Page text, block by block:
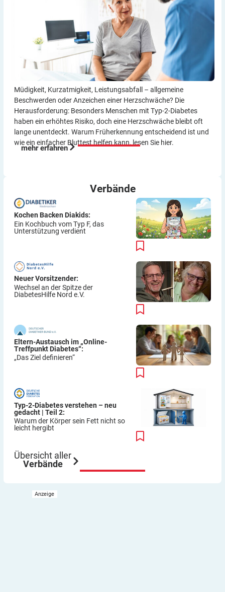
Müdigkeit, Kurzatmigkeit, Leistungsabfall – allgemeine
Beschwerden oder Anzeichen einer Herzschwäche? Die
Herausforderung: Besonders Menschen mit Typ-2-Diabetes
haben ein erhöhtes Risiko, doch eine Herzschwäche bleibt oft
lange unentdeckt. Warum Früherkennung entscheidend ist und
wie ein einfacher Bluttest helfen kann, lesen Sie hier.
mehr erfahren
Verbände
Kochen Backen Diakids:
Ein Kochbuch vom Typ F, das
Unterstützung verdient
Neuer Vorsitzender:
Wechsel an der Spitze der
DiabetesHilfe Nord e.V.
Eltern-Austausch im „Online-
Treffpunkt Diabetes“:
„Das Ziel definieren“
Typ-2-Diabetes verstehen – neu
gedacht | Teil 2:
Warum der Körper sein Fett nicht so
leicht hergibt
Übersicht aller
Verbände